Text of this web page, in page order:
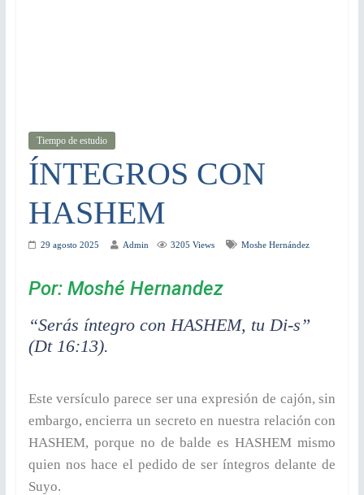
Tiempo de estudio
ÍNTEGROS CON
HASHEM
29 agosto 2025 Admin 3205 Views Moshe Hernández
Por: Moshé Hernandez
“Serás íntegro con HASHEM, tu Di-s”
(Dt 16:13).
Este versículo parece ser una expresión de cajón, sin
embargo, encierra un secreto en nuestra relación con
HASHEM, porque no de balde es HASHEM mismo
quien nos hace el pedido de ser íntegros delante de
Suyo.